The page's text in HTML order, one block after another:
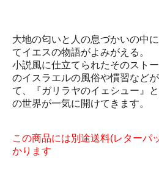
大地の匂いと人の息づかいの中
てイエスの物語がよみがえる。
小説風に仕立てられたそのスト
のイスラエルの風俗や慣習など
て、『ガリラヤのイェシュー』
の世界が一気に開けてきます。
この商品には別途送料(レターパ
かります